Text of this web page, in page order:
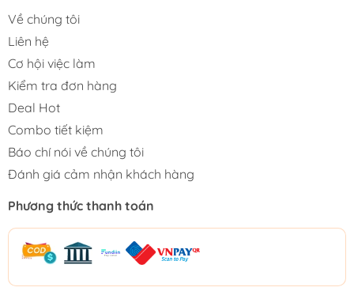
Về chúng tôi
Liên hệ
Cơ hội việc làm
Kiểm tra đơn hàng
Deal Hot
Combo tiết kiệm
Báo chí nói về chúng tôi
Đánh giá cảm nhận khách hàng
Phương thức thanh toán